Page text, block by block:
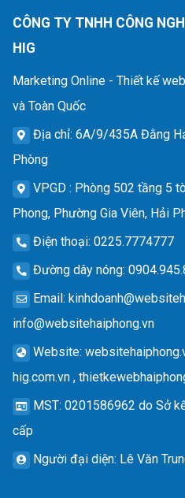
CÔNG TY TNHH CÔNG
HIG
Marketing Online - Thiết kế
và Toàn Quốc
Địa chỉ: 6A/9/435A Đằng
Phòng
VPGD : Phòng 502 tầng 5
Phong, Phường Gia Viên, Hải
Điện thoại: 0225.7774777
Đường dây nóng:
Email:
info@websitehaiphong.vn
Website:
hig.com.vn ,
MST: 0201586962 do Sở
cấp
Người đại diện: Lê Văn